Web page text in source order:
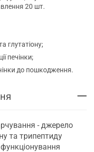
20 шт.
глутатіону;
печінки;
до пошкодження.
- джерело
та трипептиду
функціонування